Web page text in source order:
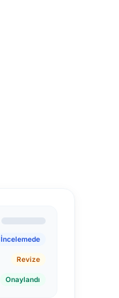
İncelemede
Revize
Onaylandı